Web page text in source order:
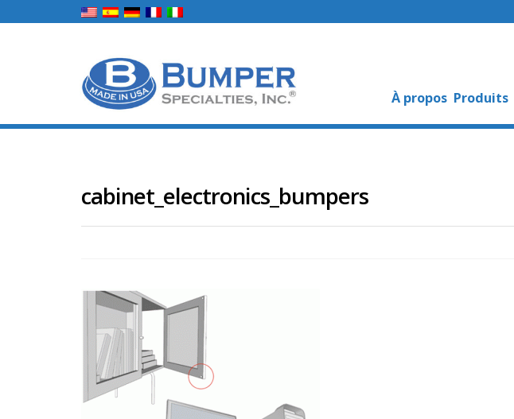
À propos Produits
cabinet_electronics_bumpers